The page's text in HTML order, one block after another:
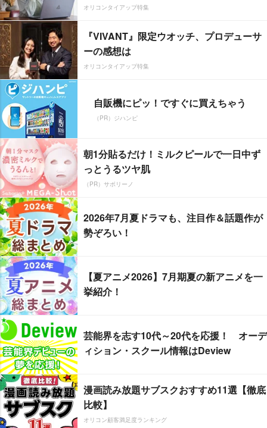
オリコンタイアップ特集
『VIVANT』限定ウオッチ、プロデューサ
ーの感想は
オリコンタイアップ特集
自販機にピッ！ですぐに買えちゃう
（PR）ジハンピ
朝1分貼るだけ！ミルクピールで一日中ず
っとうるツヤ肌
（PR）サボリーノ
2026年7月夏ドラマも、注目作＆話題作が
勢ぞろい！
【夏アニメ2026】7月期夏の新アニメを一
挙紹介！
芸能界を志す10代～20代を応援！ オーデ
ィション・スクール情報はDeview
漫画読み放題サブスクおすすめ11選【徹底
比較】
オリコン顧客満足度ランキング